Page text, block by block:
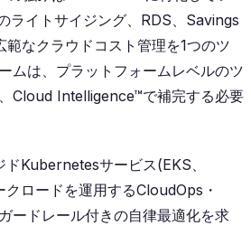
ライトサイジング、RDS、Savings
なクラウドコスト管理を1つのツ
ムは、プラットフォームレベルのツ
Cloud Intelligence™で補完する必要
ドKubernetesサービス(EKS、
ロードを運用するCloudOps・
ードレール付きの自律最適化を求